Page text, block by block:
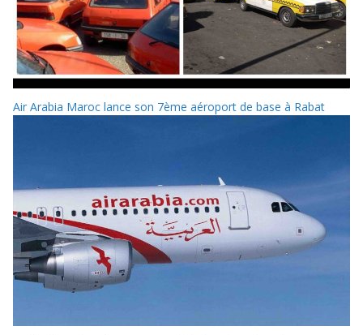
Air Arabia Maroc lance son 7ème aéroport de base à Rabat